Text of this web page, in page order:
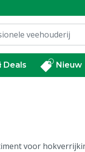
Deals Nieuw
voor